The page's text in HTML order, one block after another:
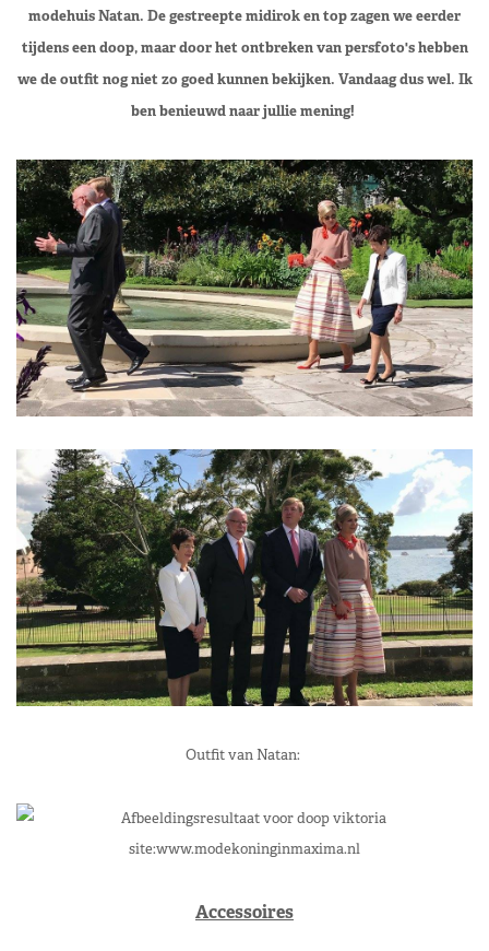
modehuis Natan. De gestreepte midirok en top zagen we eerder
tijdens een doop, maar door het ontbreken van persfoto's hebben
we de outfit nog niet zo goed kunnen bekijken. Vandaag dus wel. Ik
ben benieuwd naar jullie mening!
Outfit van Natan:
Accessoires